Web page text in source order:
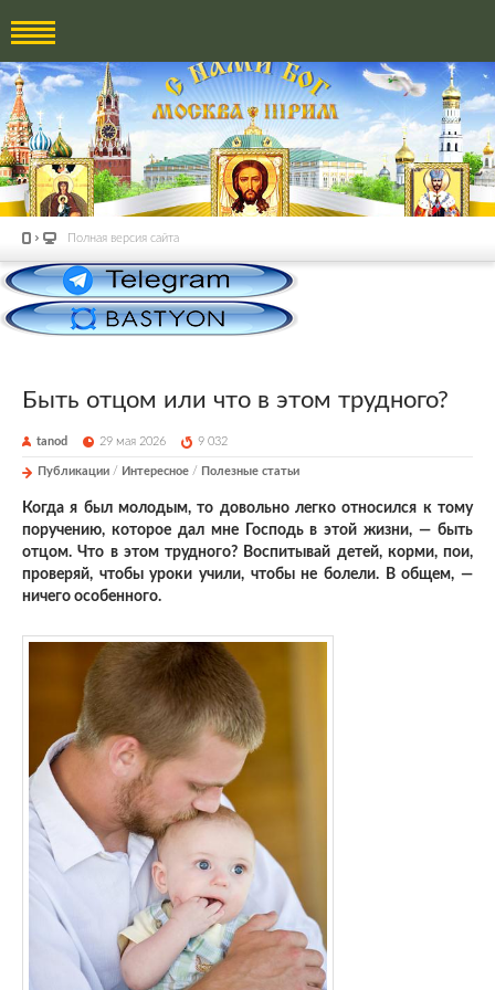
Полная версия сайта
Быть отцом или что в этом трудного?
tanod 29 мая 2026 9 032
Публикации / Интересное / Полезные статьи
Когда я был молодым, то довольно легко относился к тому
поручению, которое дал мне Господь в этой жизни, — быть
отцом. Что в этом трудного? Воспитывай детей, корми, пои,
проверяй, чтобы уроки учили, чтобы не болели. В общем, —
ничего особенного.